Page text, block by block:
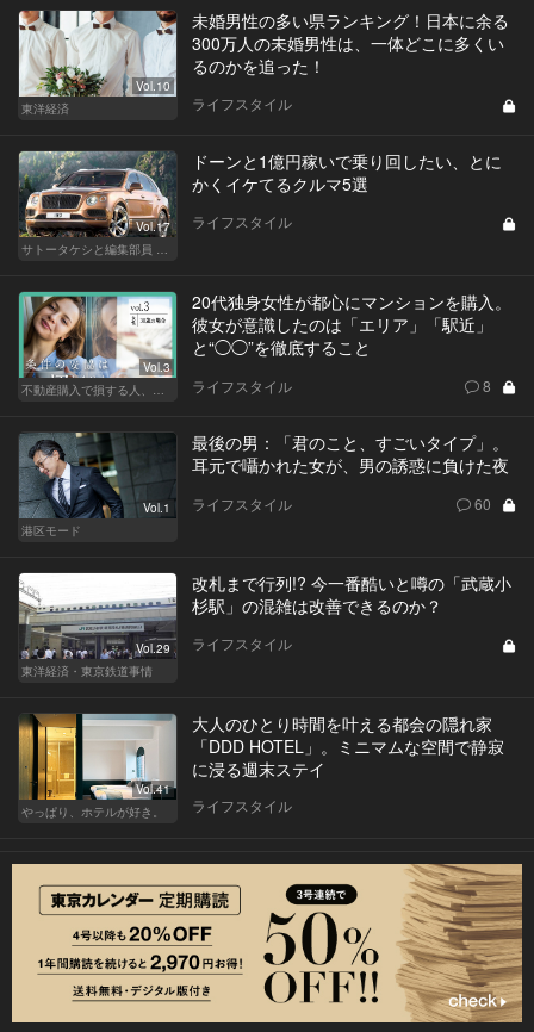
Vol.10
東洋経済
未婚男性の多い県ランキング！日本に余る
300万人の未婚男性は、一体どこに多くい
るのかを追った！
ライフスタイル
Vol.17
ドーンと1億円稼いで乗り回したい、とに
かくイケてるクルマ5選
ライフスタイル
Vol.3
20代独身女性が都心にマンションを購入。
彼女が意識したのは「エリア」「駅近」
と“◯◯”を徹底すること
ライフスタイル 8
Vol.1
港区モード
最後の男：「君のこと、すごいタイプ」。
耳元で囁かれた女が、男の誘惑に負けた夜
ライフスタイル 60
Vol.29
東洋経済・東京鉄道事情
改札まで行列!? 今一番酷いと噂の「武蔵小
杉駅」の混雑は改善できるのか？
ライフスタイル
Vol.41
やっぱり、ホテルが好き。
大人のひとり時間を叶える都会の隠れ家
「DDD HOTEL」。ミニマムな空間で静寂
に浸る週末ステイ
ライフスタイル